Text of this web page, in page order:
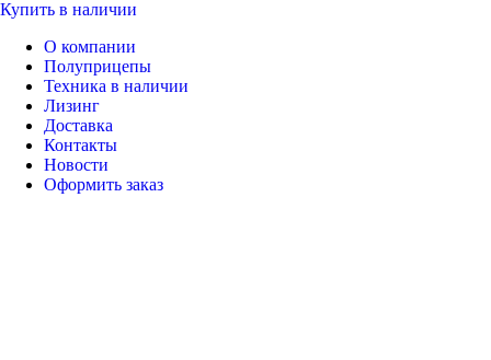
Купить в наличии
О компании
Полуприцепы
Техника в наличии
Лизинг
Доставка
Контакты
Новости
Оформить заказ